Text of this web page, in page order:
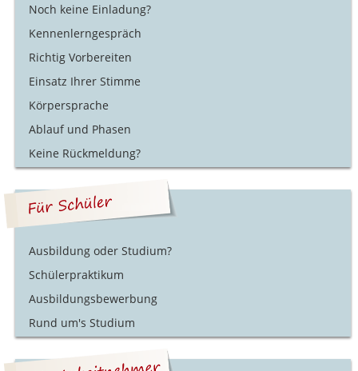
Noch keine Einladung?
Kennenlerngespräch
Richtig Vorbereiten
Einsatz Ihrer Stimme
Körpersprache
Ablauf und Phasen
Keine Rückmeldung?
Ausbildung oder Studium?
Schülerpraktikum
Ausbildungsbewerbung
Rund um's Studium